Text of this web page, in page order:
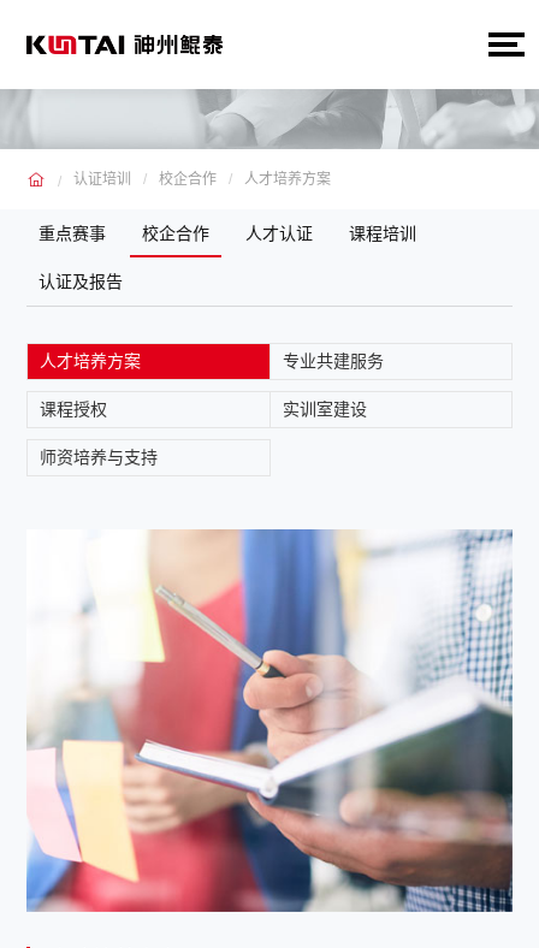
认证培训 校企合作 人才培养方案
重点赛事 校企合作 人才认证 课程培训
认证及报告
人才培养方案 专业共建服务
课程授权 实训室建设
师资培养与支持